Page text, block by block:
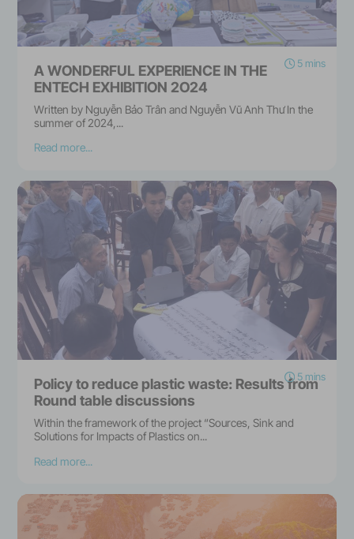
5 mins
A WONDERFUL EXPERIENCE IN THE
ENTECH EXHIBITION 2O24
Written by Nguyễn Bảo Trân and Nguyễn Vũ Anh Thư In the
summer of 2024,...
Read more...
5 mins
Policy to reduce plastic waste: Results from
Round table discussions
Within the framework of the project “Sources, Sink and
Solutions for Impacts of Plastics on...
Read more...